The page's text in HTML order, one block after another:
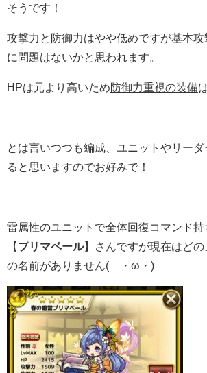
そうです！
攻撃力と防御力はやや低めですが基本
に問題はないかと思われます。
HPは元より高いため防御力重視の装備
とは言いつつも編成、ユニットやリー
ると思いますのでお好みで！
雷属性のユニットで全体回復コマンド
【 プリマベール】さんですが現在はど
の名前がありません(´・ω・)